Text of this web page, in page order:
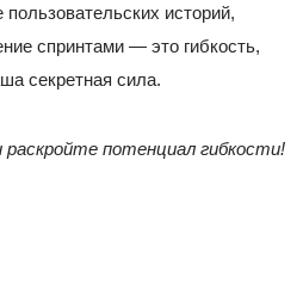
пользовательских историй,
спринтами — это гибкость,
секретная сила.
потенциал гибкости!